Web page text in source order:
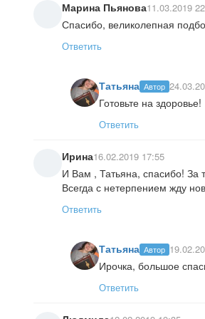
Марина Пьянова11.03.2019
Спасибо, великолепная
Ответить
Татьяна Автор
Готовьте на здоровье!
Ответить
Ирина16.02.2019 17:55
И Вам , Татьяна, спасибо! За
Всегда с нетерпением жду
Ответить
Татьяна Автор
Ирочка, большое
Ответить